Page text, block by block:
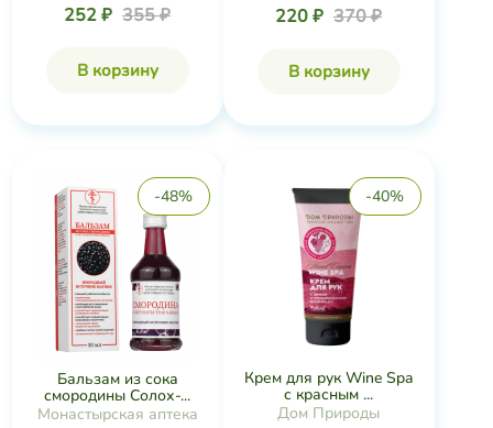
252 ₽ 355 ₽
В корзину
220 ₽ 370 ₽
В корзину
-48%
Бальзам из сока
смородины Солох-...
Монастырская аптека
-40%
Крем для рук Wine Spa
с красным ...
Дом Природы